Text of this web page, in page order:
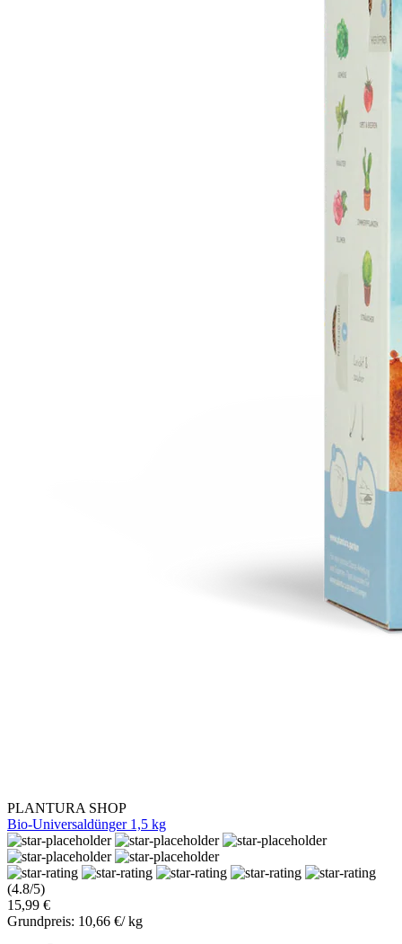
PLANTURA SHOP
Bio-Universaldünger 1,5 kg
(4.8/5)
15,99 €
Grundpreis: 10,66 €/ kg